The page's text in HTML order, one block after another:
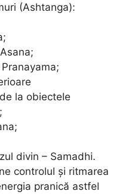
(Ashtanga):
la obiectele
divin – Samadhi.
controlul şi ritmarea
pranică astfel